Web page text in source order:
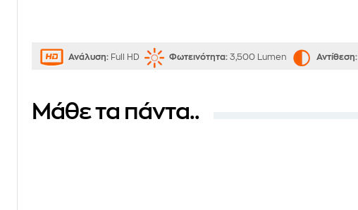
Ανάλυση: Full HD Φωτεινότητα: 3,500 Lumen Αντίθεση:
Μάθε τα πάντα..